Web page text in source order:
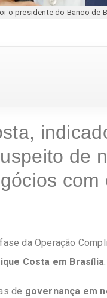
o presidente do Banco de
de
com
da Operação
Costa em Brasília
de governança em